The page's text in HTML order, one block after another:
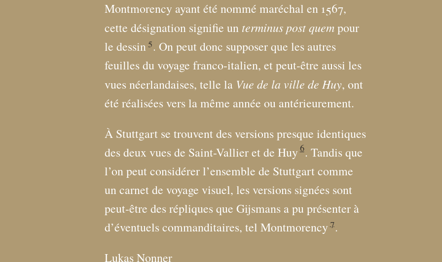
Montmorency ayant été nommé maréchal en 1567,
cette désignation signifie un terminus post quempour
le dessin 5. On peut donc supposer que les autres
feuilles du voyage franco-italien, et peut-être aussi les
vues néerlandaises, telle la Vue de la ville de Huy, ont
été réalisées vers la même année ou antérieurement.
À Stuttgart se trouvent des versions presque identiques
des deux vues de Saint-Vallier et de Huy 6. Tandis que
l’on peut considérer l’ensemble de Stuttgart comme
un carnet de voyage visuel, les versions signées sont
peut-être des répliques que Gijsmans a pu présenter à
d’éventuels commanditaires, tel Montmorency 7.
Lukas Nonner